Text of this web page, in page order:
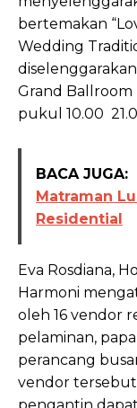
bertemakan
Wedding
Grand Ballroom
pukul 10.00
BACA JUGA:
Matraman
Residential
Eva Rosdiana,
Harmoni
oleh 16 vendor
pelaminan,
perancang
vendor tersebut